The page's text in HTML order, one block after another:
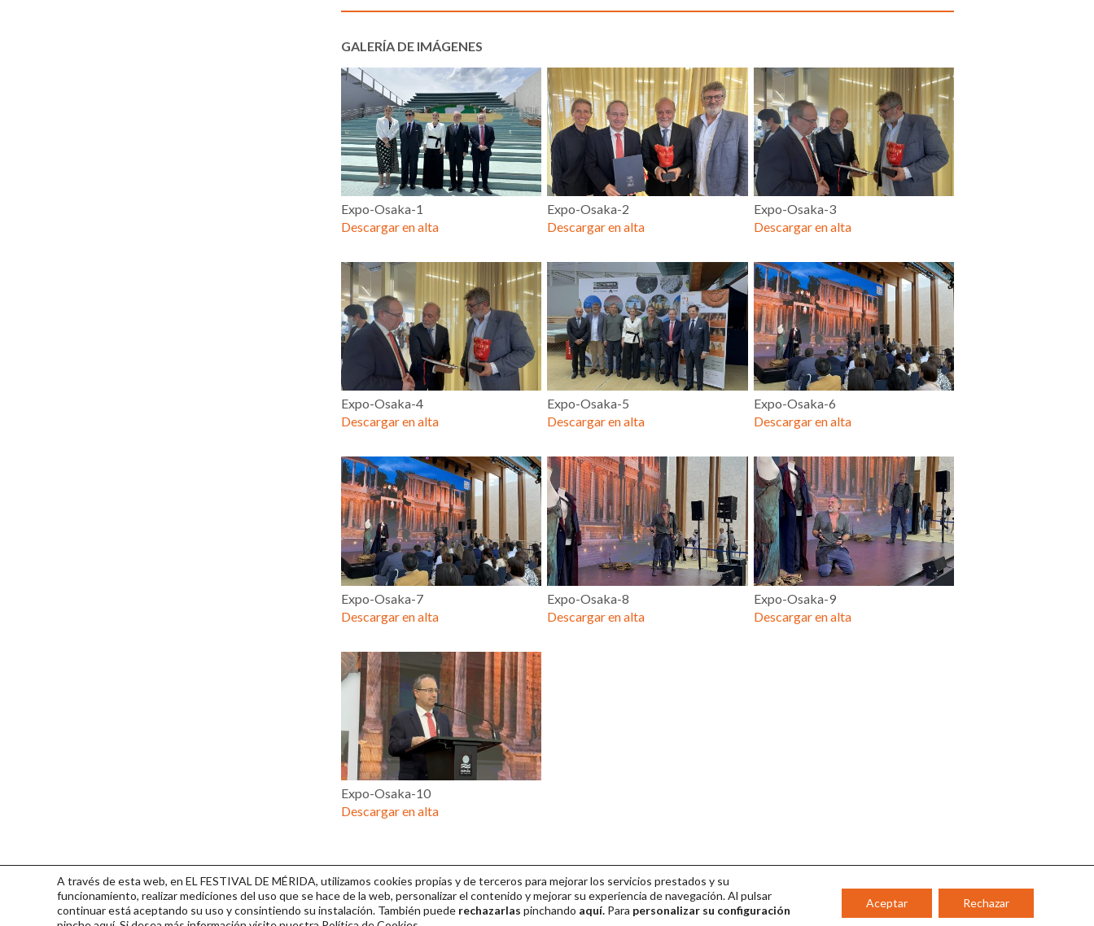
GALERÍA DE IMÁGENES
Expo-Osaka-1
Descargar en alta
Expo-Osaka-2
Descargar en alta
Expo-Osaka-3
Descargar en alta
Expo-Osaka-4
Descargar en alta
Expo-Osaka-5
Descargar en alta
Expo-Osaka-6
Descargar en alta
Expo-Osaka-7
Descargar en alta
Expo-Osaka-8
Descargar en alta
Expo-Osaka-9
Descargar en alta
Expo-Osaka-10
Descargar en alta
A través de esta web, en EL FESTIVAL DE MÉRIDA, utilizamos cookies propias y de terceros para mejorar los servicios prestados y su
funcionamiento, realizar mediciones del uso que se hace de la web, personalizar el contenido y mejorar su experiencia de navegación. Al pulsar
continuarestá aceptando su uso y consintiendo su instalación. También puede rechazarlas pinchando aquí. Para personalizar su configuración
Aceptar Rechazar